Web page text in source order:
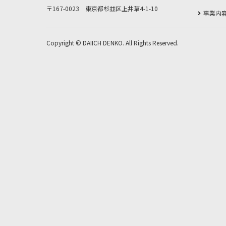
〒167-0023 東京都杉並区上井草4-1-10
事業内
Copyright © DAIICH DENKO. All Rights Reserved.